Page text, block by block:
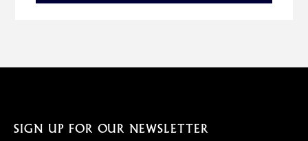
SIGN UP FOR OUR NEWSLETTER